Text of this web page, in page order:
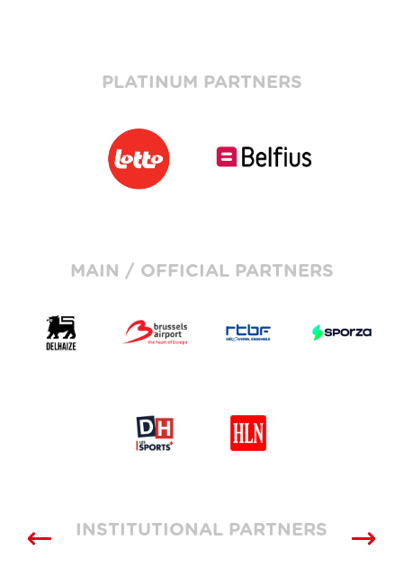
PLATINUM PARTNERS
MAIN / OFFICIAL PARTNERS
INSTITUTIONAL PARTNERS